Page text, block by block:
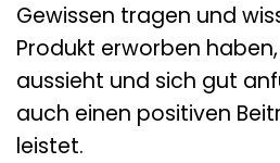
Gewissen tragen und
Produkt erworben
aussieht und sich gut
auch einen positiven
leistet.